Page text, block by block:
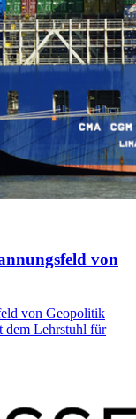
von
von Geopolitik
dem Lehrstuhl für